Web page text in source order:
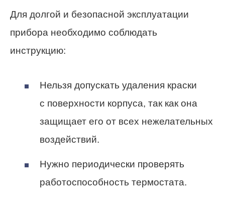
Для долгой и безопасной эксплуатации
прибора необходимо соблюдать
инструкцию:
Нельзя допускать удаления краски
с поверхности корпуса, так как она
защищает его от всех нежелательных
воздействий.
Нужно периодически проверять
работоспособность термостата.